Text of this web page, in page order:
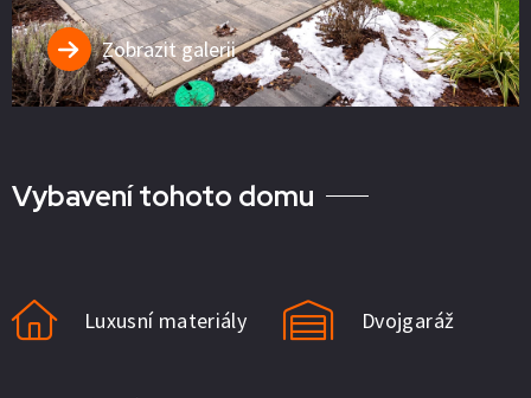
Zobrazit galerii
Vybavení tohoto domu
Luxusní materiály Dvojgaráž